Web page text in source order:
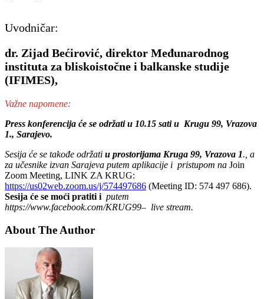
Uvodničar:
dr. Zijad Bećirović, direktor Međunarodnog
instituta za bliskoistočne i balkanske studije
(IFIMES),
Važne napomene:
Press konferencija će se održati u 10.15 sati u Krugu 99, Vrazova
1., Sarajevo.
Sesija će se takođe održati u prostorijama Kruga 99, Vrazova 1., a
za učesnike izvan Sarajeva putem aplikacije i pristupom na Join
Zoom Meeting, LINK ZA KRUG:
https://us02web.zoom.us/j/574497686 (Meeting ID: 574 497 686).
Sesija će se moći pratiti i putem
https://www.facebook.com/KRUG99– live stream.
About The Author